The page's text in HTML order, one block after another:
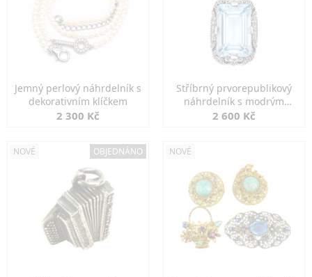
Jemný perlový náhrdelník s
dekorativním klíčkem
2 300 Kč
Stříbrný prvorepublikový
náhrdelník s modrým
spinelem
2 600 Kč
NOVÉ OBJEDNÁNO NOVÉ